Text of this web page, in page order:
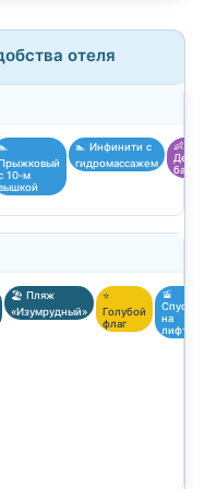
отеля
10-м
🏊 Инфинити с
гидромассажем
👶
🏖️ Пляж
«Изумрудный»
⭐
Голубой
флаг
🚡
Спуск
на
лифте